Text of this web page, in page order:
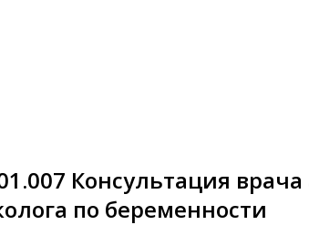
Консультация
по беременности